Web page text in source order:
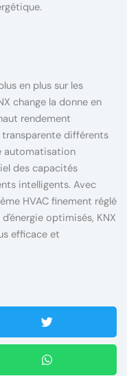
en plus sur les
change la donne en
rendement
différents
automatisation
des capacités
intelligents. Avec
HVAC finement réglé
optimisés, KNX
efficace et